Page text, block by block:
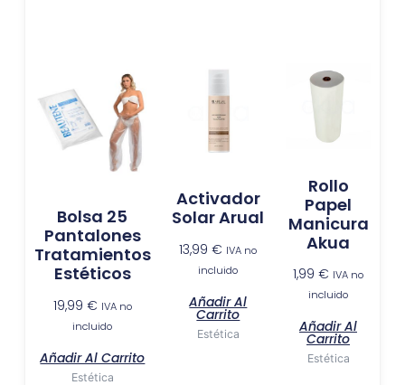
Bolsa 25
Pantalones
Tratamientos
Estéticos
19,99 € IVA no
incluido
Añadir Al Carrito
Estética
Activador
Solar Arual
13,99€ IVA no
incluido
Añadir Al
Carrito
Estética
Rollo
Papel
Manicura
Akua
1,99 € IVA no
incluido
Añadir Al
Carrito
Estética